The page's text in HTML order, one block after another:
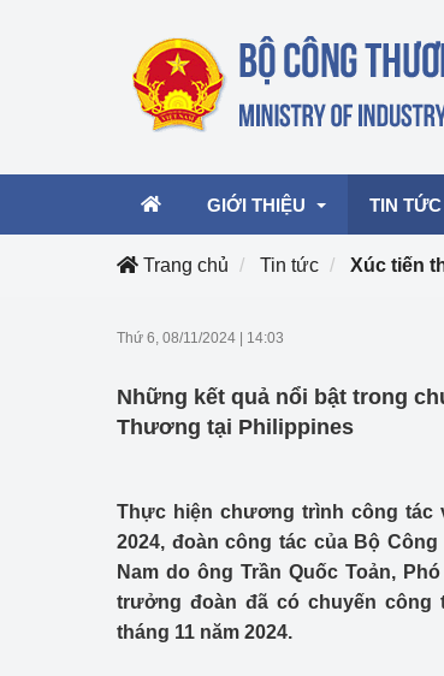
GIỚI THIỆU
Cơ cấu tổ chức
TIN TỨC
mại,
Hoạt
Công
Chuyển
Trang chủ Tin tức Xúc tiến
Thứ 6, 08/11/2024 14:03
Những kết quả nổi bật trong
Thương tại Philippines
Thực hiện chương trình công tác
2024, đoàn công tác của Bộ
Nam do ông Trần Quốc Toản,
trưởng đoàn đã có chuyến công
tháng 11 năm 2024.